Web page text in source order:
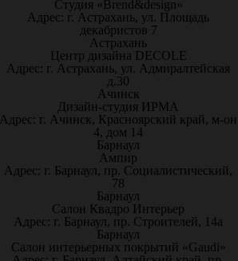
Студия «Brend&design»
Адрес: г. Астрахань, ул. Площадь
декабристов 7
Астрахань
Центр дизайна DECOLE
Адрес: г. Астрахань, ул. Адмиралтейская
д.30
Ачинск
Дизайн-студия ИРМА
Адрес: г. Ачинск, Красноярский край, м-он
4, дом 14
Барнаул
Ампир
Адрес: г. Барнаул, пр. Социалистический,
78
Барнаул
Салон Квадро Интерьер
Адрес: г. Барнаул, пр. Строителей, 14а
Барнаул
Салон интерьерных покрытий «Gaudi»